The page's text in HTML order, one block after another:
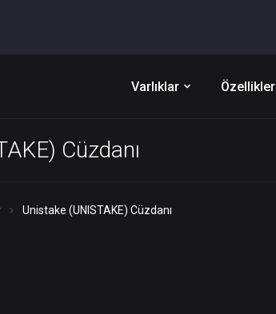
Varlıklar Özellikler
Cüzdanı
Unistake (UNISTAKE) Cüzdanı